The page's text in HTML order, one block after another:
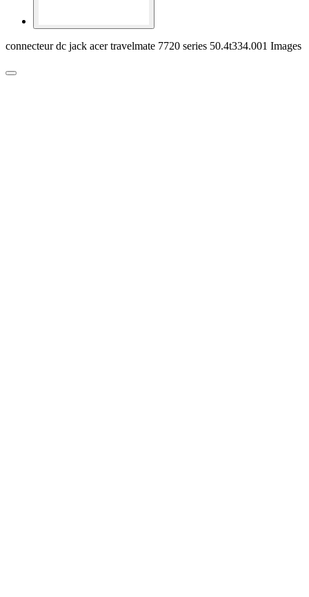
connecteur dc jack acer travelmate 7720 series 50.4t334.001 Images